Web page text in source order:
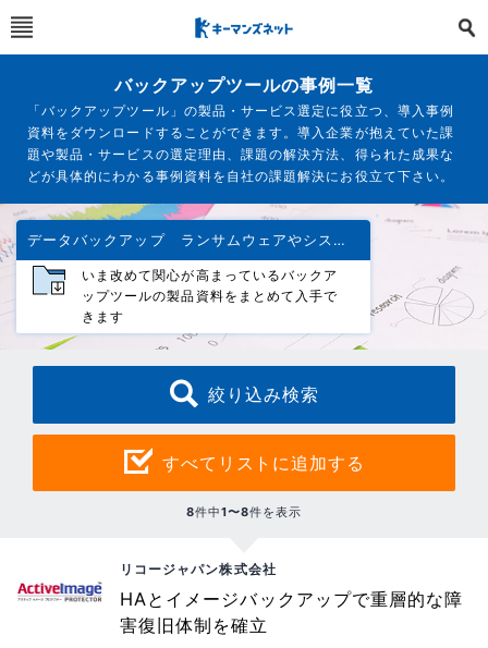
バックアップツールの事例一覧
「バックアップツール」の製品・サービス選定に役立つ、導入事例
資料をダウンロードすることができます。導入企業が抱えていた課
題や製品・サービスの選定理由、課題の解決方法、得られた成果な
どが具体的にわかる事例資料を自社の課題解決にお役立て下さい。
データバックアップ ランサムウェアやシステムトラブルへの備え
いま改めて関心が高まっているバックア
ップツールの製品資料をまとめて入手で
きます
絞り込み検索
すべてリストに追加する
8件中1〜8件を表示
リコージャパン株式会社
HAとイメージバックアップで重層的な障
害復旧体制を確立